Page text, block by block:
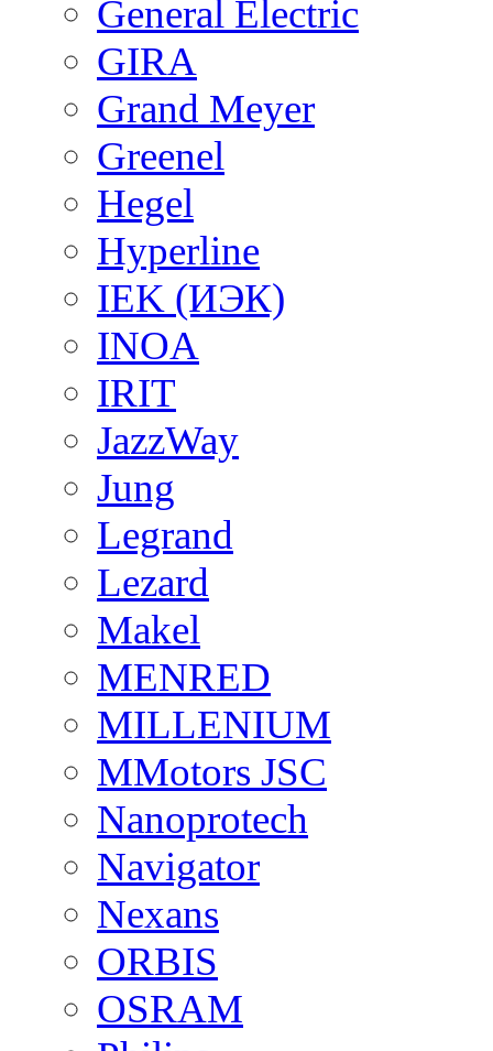
General Electric
GIRA
Grand Meyer
Greenel
Hegel
Hyperline
IEK (ИЭК)
INOA
IRIT
JazzWay
Jung
Legrand
Lezard
Makel
MENRED
MILLENIUM
MMotors JSC
Nanoprotech
Navigator
Nexans
ORBIS
OSRAM